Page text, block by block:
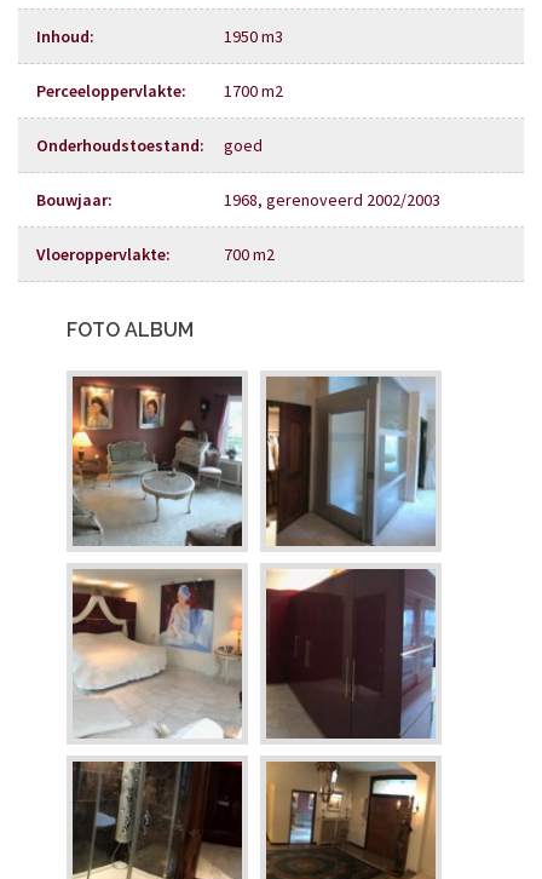
Inhoud: 1950 m3
Perceeloppervlakte: 1700 m2
Onderhoudstoestand: goed
Bouwjaar: 1968, gerenoveerd 2002/2003
Vloeroppervlakte: 700 m2
FOTO ALBUM